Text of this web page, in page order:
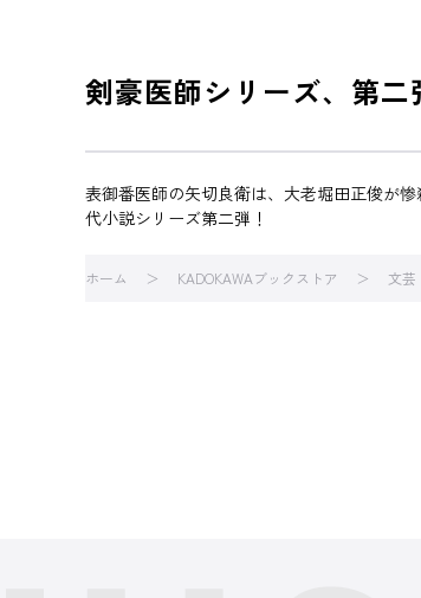
剣豪医師シリーズ、第二
表御番医師の矢切良衛は、大老堀田正俊が
代小説シリーズ第二弾！
ホーム KADOKAWAブックストア 文芸